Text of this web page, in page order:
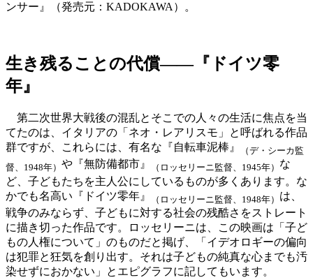
ンサー』（発売元：KADOKAWA）。
生き残ることの代償――『ドイツ零
年』
第二次世界大戦後の混乱とそこでの人々の生活に焦点を当
てたのは、イタリアの「ネオ・レアリスモ」と呼ばれる作品
群ですが、これらには、有名な『自転車泥棒』
（デ・シーカ監
督、1948年） や『無防備都市』 （ロッセリーニ監督、1945年） な
ど、子どもたちを主人公にしているものが多くあります。な
かでも名高い『ドイツ零年』
（ロッセリーニ監督、1948年） は、
戦争のみならず、子どもに対する社会の残酷さをストレート
に描き切った作品です。ロッセリーニは、この映画は「子ど
もの人権について」のものだと掲げ、「イデオロギーの偏向
は犯罪と狂気を創り出す。それは子どもの純真な心までも汚
染せずにおかない」とエピグラフに記してもいます。